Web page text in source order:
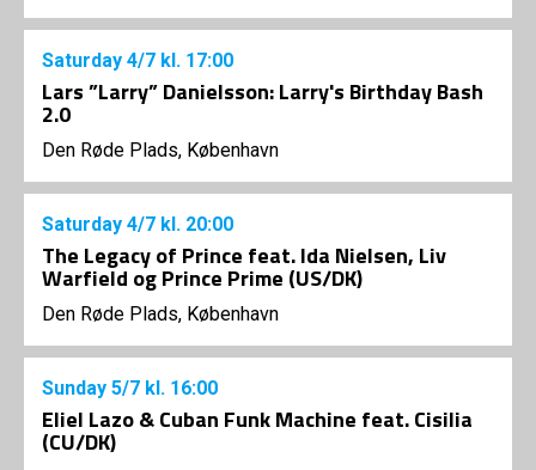
Saturday 4/7 kl. 17:00
Lars ”Larry” Danielsson: Larry's Birthday Bash
2.0
Den Røde Plads, København
Saturday 4/7 kl. 20:00
The Legacy of Prince feat. Ida Nielsen, Liv
Warfield og Prince Prime (US/DK)
Den Røde Plads, København
Sunday 5/7 kl. 16:00
Eliel Lazo & Cuban Funk Machine feat. Cisilia
(CU/DK)